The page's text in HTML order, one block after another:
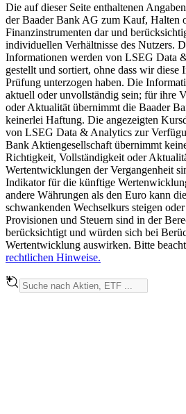
Die auf dieser Seite enthaltenen
der Baader Bank AG zum Kauf, Halten
Finanzinstrumenten dar und
individuellen Verhältnisse des Nutzers.
Informationen werden von LSEG Data
gestellt und sortiert, ohne dass wir diese
Prüfung unterzogen haben. Die
aktuell oder unvollständig sein; für ihre
oder Aktualität übernimmt die Baader
keinerlei Haftung. Die angezeigten
von LSEG Data & Analytics zur
Bank Aktiengesellschaft übernimmt
Richtigkeit, Vollständigkeit oder
Wertentwicklungen der Vergangenheit
Indikator für die künftige
andere Währungen als den Euro kann
schwankenden Wechselkurs steigen
Provisionen und Steuern sind in der
berücksichtigt und würden sich bei
Wertentwicklung auswirken. Bitte
rechtlichen Hinweise.